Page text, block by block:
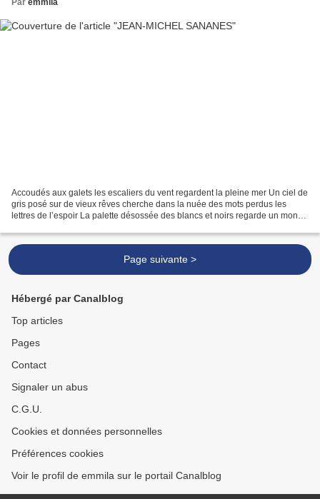
Accoudés aux galets les escaliers du vent regardent la pleine mer Un ciel de
gris posé sur de vieux rêves cherche dans la nuée des mots perdus les
lettres de l’espoir La palette désossée des blancs et noirs regarde un monde
Page suivante >
Hébergé par Canalblog
Top articles
Pages
Contact
Signaler un abus
C.G.U.
Cookies et données personnelles
Préférences cookies
Voir le profil de emmila sur le portail Canalblog